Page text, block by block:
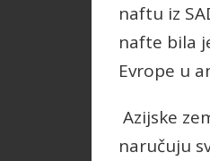
naftu iz
nafte bila
Evrope u
Azijske
naručuju